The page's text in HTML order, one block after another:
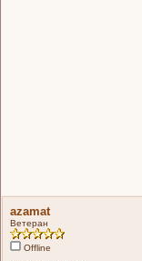
azamat
Ветеран
Offline